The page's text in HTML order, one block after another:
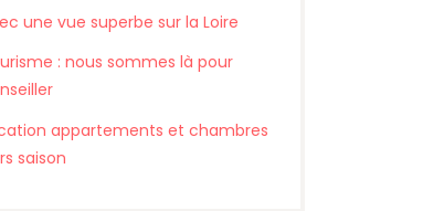
une vue superbe sur la Loire
: nous sommes là pour
appartements et chambres
saison